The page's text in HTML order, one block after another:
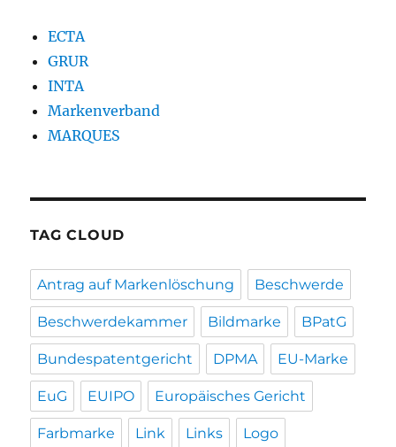
ECTA
GRUR
INTA
Markenverband
MARQUES
TAG CLOUD
Antrag auf Markenlöschung Beschwerde
Beschwerdekammer Bildmarke BPatG
Bundespatentgericht DPMA EU-Marke
EuG EUIPO Europäisches Gericht
Farbmarke Link Links Logo